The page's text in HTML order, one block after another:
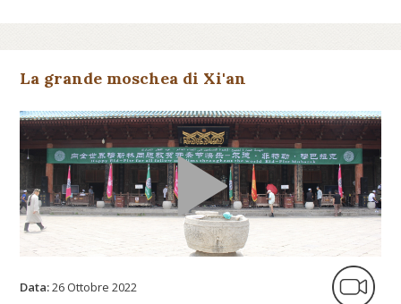
La grande moschea di Xi'an
Data:26 Ottobre 2022